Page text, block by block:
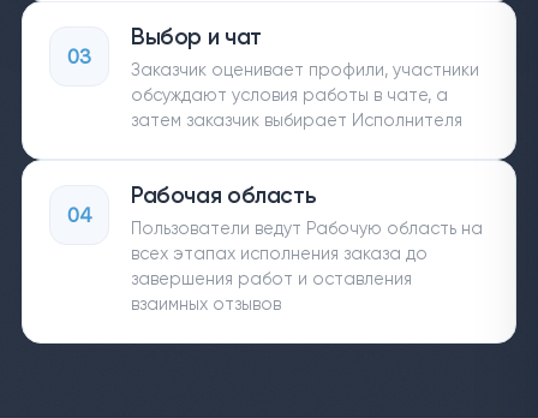
03
Выбор и чат
Заказчик оценивает профили, участники
обсуждают условия работы в чате, а
затем заказчик выбирает Исполнителя
04
Рабочая область
Пользователи ведут Рабочую область на
всех этапах исполнения заказа до
завершения работ и оставления
взаимных отзывов